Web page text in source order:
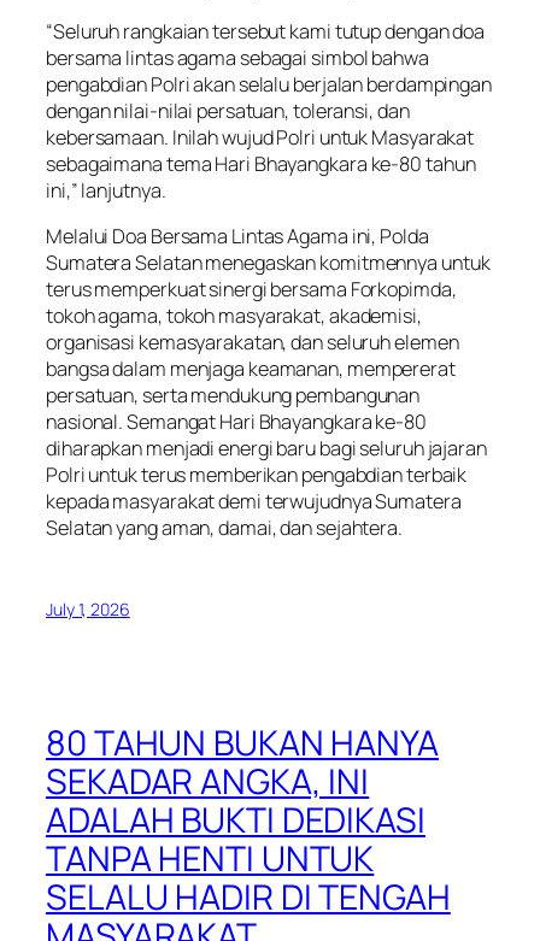
“Seluruh rangkaian tersebut kami tutup dengan doa
bersama lintas agama sebagai simbol bahwa
pengabdian Polri akan selalu berjalan berdampingan
dengan nilai-nilai persatuan, toleransi, dan
kebersamaan. Inilah wujud Polri untuk Masyarakat
sebagaimana tema Hari Bhayangkara ke-80 tahun
ini,” lanjutnya.
Melalui Doa Bersama Lintas Agama ini, Polda
Sumatera Selatan menegaskan komitmennya untuk
terus memperkuat sinergi bersama Forkopimda,
tokoh agama, tokoh masyarakat, akademisi,
organisasi kemasyarakatan, dan seluruh elemen
bangsa dalam menjaga keamanan, mempererat
persatuan, serta mendukung pembangunan
nasional. Semangat Hari Bhayangkara ke-80
diharapkan menjadi energi baru bagi seluruh jajaran
Polri untuk terus memberikan pengabdian terbaik
kepada masyarakat demi terwujudnya Sumatera
Selatan yang aman, damai, dan sejahtera.
July 1, 2026
80 TAHUN BUKAN HANYA
SEKADAR ANGKA, INI
ADALAH BUKTI DEDIKASI
TANPA HENTI UNTUK
SELALU HADIR DI TENGAH